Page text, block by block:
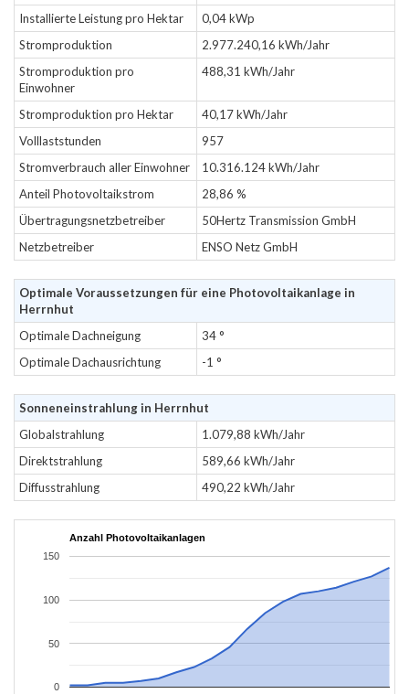
Installierte Leistung pro Hektar
0,04 kWp
Stromproduktion
2.977.240,16 kWh/Jahr
Stromproduktion pro
Einwohner
488,31 kWh/Jahr
Stromproduktion pro Hektar
40,17 kWh/Jahr
Volllaststunden
957
Stromverbrauch aller Einwohner
10.316.124 kWh/Jahr
Anteil Photovoltaikstrom
28,86 %
Übertragungsnetzbetreiber
50Hertz Transmission GmbH
Netzbetreiber
ENSO Netz GmbH
Optimale Voraussetzungen für eine Photovoltaikanlage in
Herrnhut
Optimale Dachneigung
34 °
Optimale Dachausrichtung
-1 °
Sonneneinstrahlung in Herrnhut
Globalstrahlung
1.079,88 kWh/Jahr
Direktstrahlung
589,66 kWh/Jahr
Diffusstrahlung
490,22 kWh/Jahr
Anzahl Photovoltaikanlagen
0
50
100
150